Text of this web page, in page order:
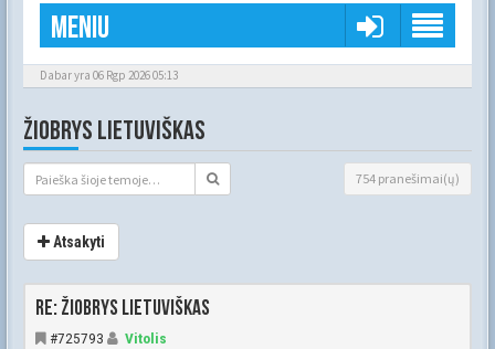
Meniu
Dabar yra 06 Rgp 2026 05:13
ŽIOBRYS LIETUVIŠKAS
754 pranešimai(ų)
Atsakyti
Re: Žiobrys lietuviškas
#725793
Vitolis